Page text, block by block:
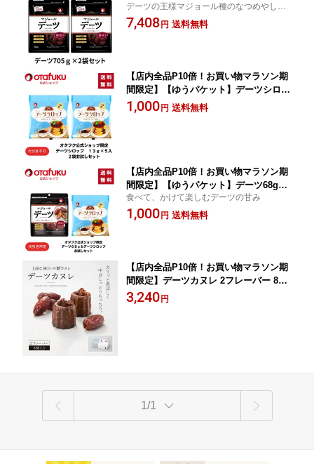
2袋セット 種抜き ドライフルーツ ド
ライデーツ ナツメヤシ 大粒 無添加 ミ
デーツの王様マジョール種のなつめやしの
実使用。 大容量705g 約45粒前後が入って
います！
7,408円 送料無料
【店内全品P10倍！お買い物マラソン期
間限定】【ゆうパケット】デーツシロッ
プ 13g×5入 2袋セット オタフク 砂糖
不使用 自然な甘み デーツ 濃縮デーツ果
1,000円 送料無料
【店内全品P10倍！お買い物マラソン期
間限定】【ゆうパケット】デーツ68g＆
デーツシロップお試しセット
食べて、かけて楽しむデーツの甘み
1,000円 送料無料
【店内全品P10倍！お買い物マラソン期
間限定】デーツカヌレ 2フレーバー 8個
入 焼き菓子 スイーツ ギフト デザート
お取り寄せ カヌレ 洋菓子 冷凍 プレゼ
3,240円
1/1